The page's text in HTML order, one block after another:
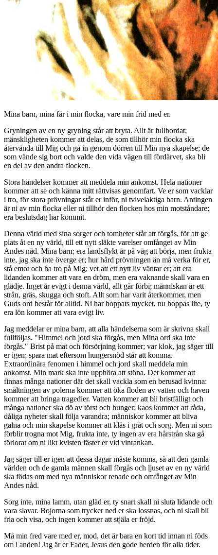
Mina barn, mina får i min flocka, vare min frid med er.
Gryningen av en ny gryning står att bryta. Allt är fullbordat;
mänskligheten kommer att delas, de som tillhör min flocka ska
återvända till Mig och gå in genom dörren till Min nya skapelse; de
som vände sig bort och valde den vida vägen till fördärvet, ska bli
en del av den andra flocken.
Stora händelser kommer att meddela min ankomst. Hela nationer
kommer att se och känna mitt rättvisas genomfart. Ve er som vacklar
i tro, för stora prövningar står er inför, ni tvivelaktiga barn. Antingen
är ni av min flocka eller ni tillhör den flocken hos min motståndare;
era beslutsdag har kommit.
Denna värld med sina sorger och tomheter står att förgås, för att ge
plats åt en ny värld, till ett nytt släkte varelser omfånget av Min
Andes nåd. Mina barn; era landsflykt är på väg att börja, men frukta
inte, jag ska inte överge er; hur hård prövningen än må verka för er,
stå emot och ha tro på Mig; vet att ett nytt liv väntar er; att era
lidanden kommer att vara en dröm, men era vaknande skall vara en
glädje. Inget är evigt i denna värld, allt går förbi; människan är ett
strån, gräs, skugga och stoft. Allt som har varit återkommer, men
Guds ord består för alltid. Ni har hoppats mycket, nu hoppas lite, ty
era lön kommer att vara evigt liv.
Jag meddelar er mina barn, att alla händelserna som är skrivna skall
fullföljas. "Himmel och jord ska förgås, men Mina ord ska inte
förgås." Brist på mat och försörjning kommer; var klok, jag säger till
er igen; spara mat eftersom hungersnöd står att komma.
Extraordinära fenomen i himmel och jord skall meddela min
ankomst. Min mark ska inte upphöra att stöna. Det kommer att
finnas många nationer där det skall vackla som en berusad kvinna:
smältningen av polerna kommer att öka floden av vatten och haven
kommer att bringa tragedier. Vatten kommer att bli bristfälligt och
många nationer ska dö av törst och hunger; kaos kommer att råda,
dåliga nyheter skall följa varandra; människor kommer att bliva
galna och min skapelse kommer att kläs i gråt och sorg. Men ni som
förblir trogna mot Mig, frukta inte, ty ingen av era hårstrån ska gå
förlorat om ni likt kvisten fäster er vid vinrankan.
Jag säger till er igen att dessa dagar måste komma, så att den gamla
världen och de gamla männen skall förgås och ljuset av en ny värld
ska födas om med nya människor renade och omfånget av Min
Andes nåd.
Sorg inte, mina lamm, utan gläd er, ty snart skall ni sluta lidande och
vara slavar. Bojorna som trycker ned er ska lossnas, och ni skall bli
fria och visa, och ingen kommer att stjäla er fröjd.
Må min fred vare med er, mod, det är bara en kort tid innan ni föds
om i anden! Jag är er Fader, Jesus den gode herden för alla tider.